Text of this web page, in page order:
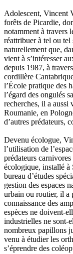
Victor
Vignon
Weill-
Weis
Yger
Zénon
Adolescent, Vincent
forêts de Picardie,
notamment à travers
réattribuer à tel ou tel
naturellement que,
vient à s’intéresser
depuis 1987, à
cordillère
l’École pratique des
l’égard des ongulés
recherches, il a aussi
Roumanie, en
d’autres prédateurs,
Devenu écologue,
l’utilisation de
prédateurs
écologique, installé à
bureau d’études
gestion des espaces
urbain ou routier, il a
connaissance des
espèces ne doivent-
industrielles ne sont-
nombreux papillons
venu à étudier les
s’éprendre des